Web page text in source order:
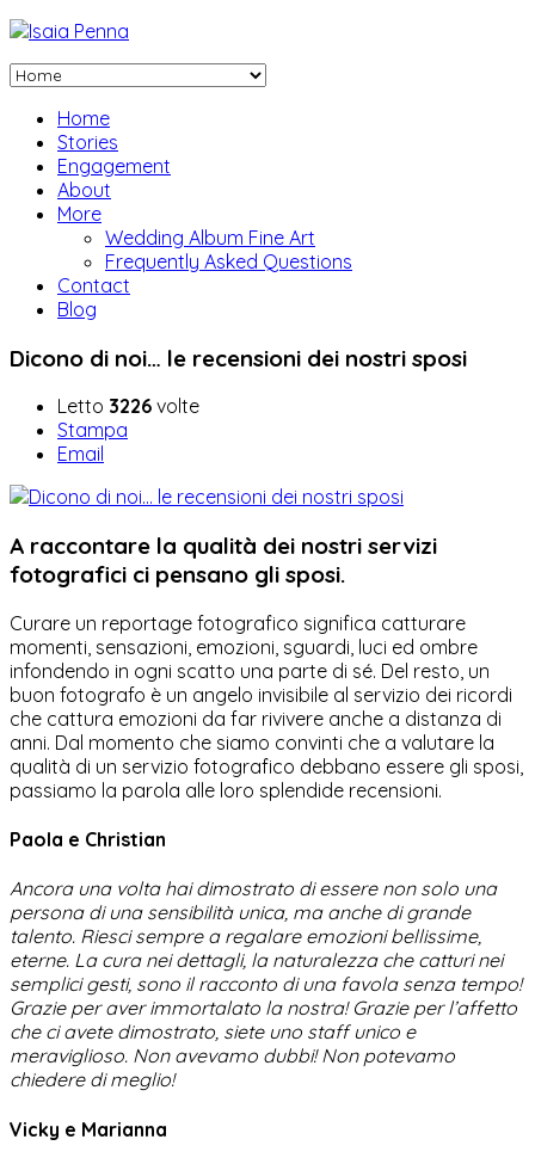
Home
Stories
Engagement
About
More
Wedding Album Fine Art
Frequently Asked Questions
Contact
Blog
Dicono di noi… le recensioni dei nostri sposi
Letto 3226 volte
Stampa
Email
A raccontare la qualità dei nostri servizi
fotografici ci pensano gli sposi.
Curare un reportage fotografico significa catturare
momenti, sensazioni, emozioni, sguardi, luci ed ombre
infondendo in ogni scatto una parte di sé. Del resto, un
buon fotografo è un angelo invisibile al servizio dei ricordi
che cattura emozioni da far rivivere anche a distanza di
anni. Dal momento che siamo convinti che a valutare la
qualità di un servizio fotografico debbano essere gli sposi,
passiamo la parola alle loro splendide recensioni.
Paola e Christian
Ancora una volta hai dimostrato di essere non solo una
persona di una sensibilità unica, ma anche di grande
talento. Riesci sempre a regalare emozioni bellissime,
eterne. La cura nei dettagli, la naturalezza che catturi nei
semplici gesti, sono il racconto di una favola senza tempo!
Grazie per aver immortalato la nostra! Grazie per l’affetto
che ci avete dimostrato, siete uno staff unico e
meraviglioso. Non avevamo dubbi! Non potevamo
chiedere di meglio!
Vicky e Marianna